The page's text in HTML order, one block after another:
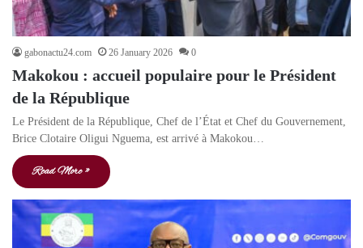
gabonactu24.com 26 January 2026 0
Makokou : accueil populaire pour le Président
de la République
Le Président de la République, Chef de l’État et Chef du Gouvernement,
Brice Clotaire Oligui Nguema, est arrivé à Makokou…
Read More »